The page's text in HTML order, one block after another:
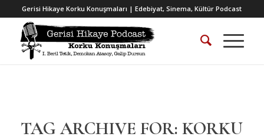
Gerisi Hikaye Korku Konuşmaları | Edebiyat, Sinema, Kültür Podcast
TAG ARCHIVE FOR:KORKU